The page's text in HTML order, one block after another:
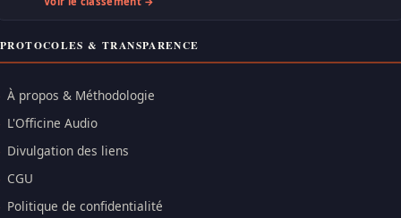
PROTOCOLES & TRANSPARENCE
À propos & Méthodologie
L'Officine Audio
Divulgation des liens
CGU
Politique de confidentialité